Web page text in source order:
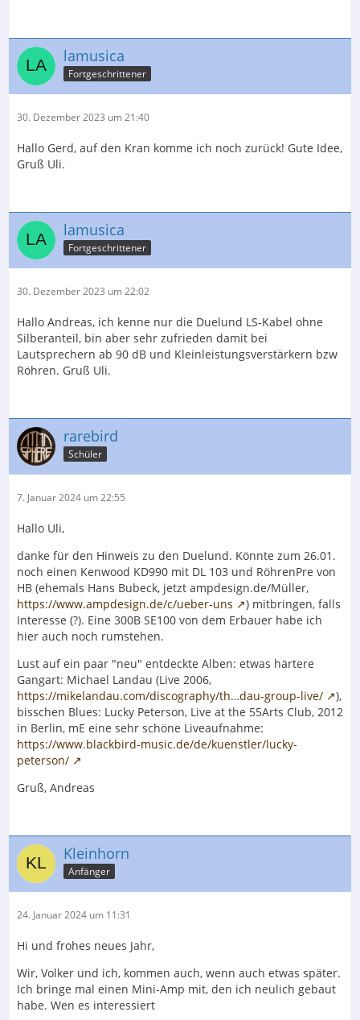
lamusica
Fortgeschrittener
30. Dezember 2023 um 21:40
Hallo Gerd, auf den Kran komme ich noch zurück! Gute Idee,
Gruß Uli.
lamusica
Fortgeschrittener
30. Dezember 2023 um 22:02
Hallo Andreas, ich kenne nur die Duelund LS-Kabel ohne
Silberanteil, bin aber sehr zufrieden damit bei
Lautsprechern ab 90 dB und Kleinleistungsverstärkern bzw
Röhren. Gruß Uli.
rarebird
Schüler
7. Januar 2024 um 22:55
Hallo Uli,
danke für den Hinweis zu den Duelund. Könnte zum 26.01.
noch einen Kenwood KD990 mit DL 103 und RöhrenPre von
HB (ehemals Hans Bubeck, jetzt ampdesign.de/Müller,
https://www.ampdesign.de/c/ueber-uns
) mitbringen, falls
Interesse (?). Eine 300B SE100 von dem Erbauer habe ich
hier auch noch rumstehen.
Lust auf ein paar "neu" entdeckte Alben: etwas härtere
Gangart: Michael Landau (Live 2006,
https://mikelandau.com/discography/th…dau-group-live/
),
bisschen Blues: Lucky Peterson, Live at the 55Arts Club, 2012
in Berlin, mE eine sehr schöne Liveaufnahme:
https://www.blackbird-music.de/de/kuenstler/lucky-
peterson/
Gruß, Andreas
Kleinhorn
Anfänger
24. Januar 2024 um 11:31
Hi und frohes neues Jahr,
Wir, Volker und ich, kommen auch, wenn auch etwas später.
Ich bringe mal einen Mini-Amp mit, den ich neulich gebaut
habe. Wen es interessiert